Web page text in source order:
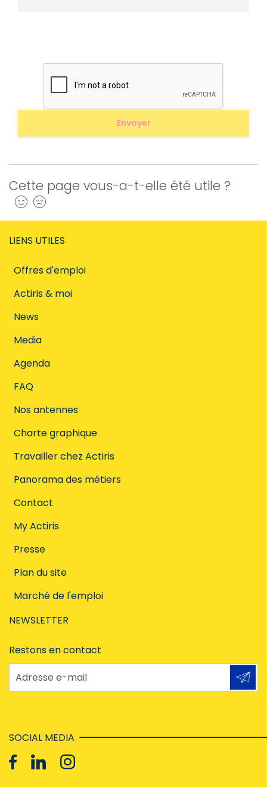
Cette page vous-a-t-elle été utile ?
Oui
LIENS UTILES
Offres d'emploi
Actiris & moi
News
Media
Agenda
FAQ
Nos antennes
Charte graphique
Travailler chez Actiris
Panorama des métiers
Contact
My Actiris
Presse
Plan du site
Marché de l'emploi
NEWSLETTER
Restons en contact
Adresse e-mail
SOCIAL MEDIA